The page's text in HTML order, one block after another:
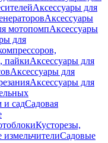
Аксессуары для
Аксессуары
мотопомпАксессуары
для
пайкиАксессуары для
Аксессуары для
Аксессуары для
и садСадовая
Кусторезы,
Садовые